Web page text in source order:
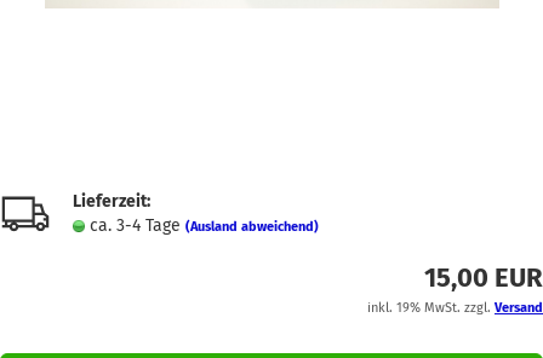
Lieferzeit:
ca. 3-4 Tage (Ausland abweichend)
15,00 EUR
inkl. 19% MwSt. zzgl. Versand